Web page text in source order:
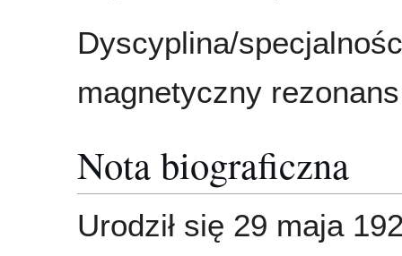
Dyscyplina/
magnetyczny
Nota biograficzna
Urodził się 29 maja